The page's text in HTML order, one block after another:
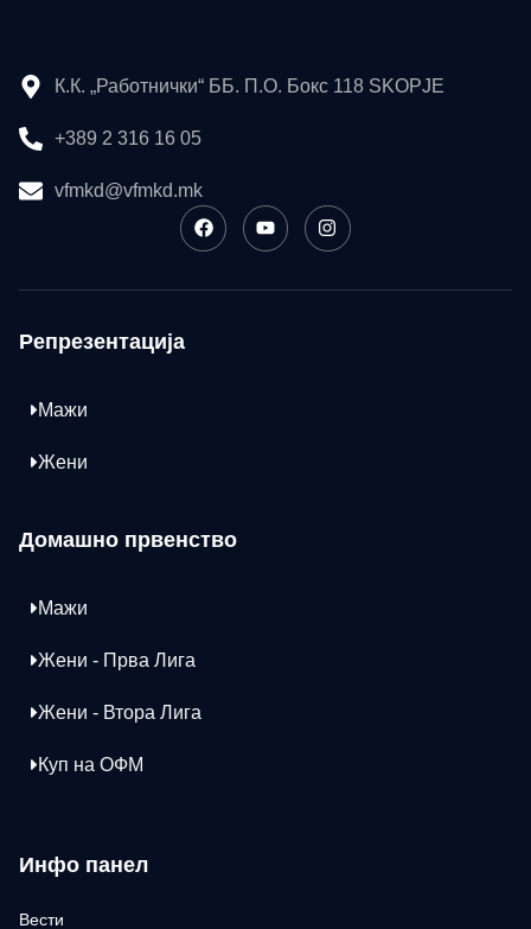
К.К. „Работнички“ ББ. П.О. Бокс 118 SKOPJE
+389 2 316 16 05
vfmkd@vfmkd.mk
Репрезентација
Мажи
Жени
Домашно првенство
Мажи
Жени - Прва Лига
Жени - Втора Лига
Куп на ОФМ
Инфо панел
Вести